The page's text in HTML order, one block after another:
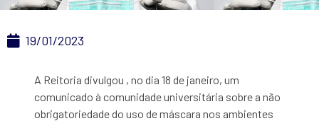
19/01/2023
A Reitoria divulgou , no dia 18 de janeiro, um
comunicado à comunidade universitária sobre a não
obrigatoriedade do uso de máscara nos ambientes